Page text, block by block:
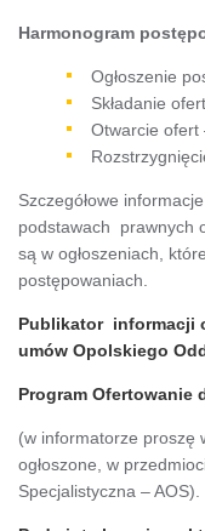
Harmonogram
Ogłoszenie
Składanie ofert
Otwarcie ofert
Szczegółowe
podstawach prawnych
są w ogłoszeniach,
postępowaniach.
Publikator informacji
umów Opolskiego
Program Ofertowanie
(w informatorze proszę
ogłoszone, w
Specjalistyczna – AOS).